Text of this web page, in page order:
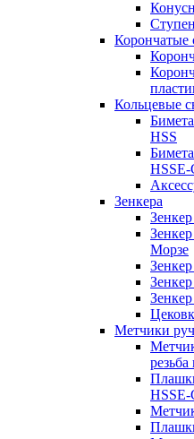
Корончатые
Кольцевые
HSS
HSSE-
Зенкера
Морзе
Метчики
HSSE-